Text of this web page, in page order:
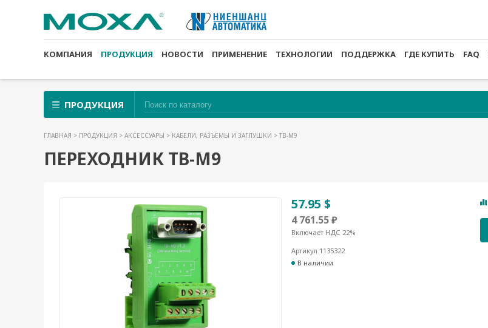
КОМПАНИЯ ПРОДУКЦИЯ НОВОСТИ ПРИМЕНЕНИЕ ТЕХНОЛОГИИ ПОДДЕРЖКА ГДЕ КУПИТЬ FAQ
ПРОДУКЦИЯ
ГЛАВНАЯ > ПРОДУКЦИЯ > АКСЕССУАРЫ > КАБЕЛИ, РАЗЪЕМЫ И ЗАГЛУШКИ > TB-M9
ПЕРЕХОДНИК TB-M9
57.95 $
4 761.55 ₽
Включает НДС 22%
Артикул 1135322
В наличии